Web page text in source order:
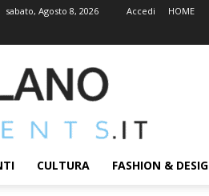
sabato, Agosto 8, 2026 Accedi HOME
MILANOEVENTS.IT
|
2.0
ed
Eventi
CULTURA FASHION &